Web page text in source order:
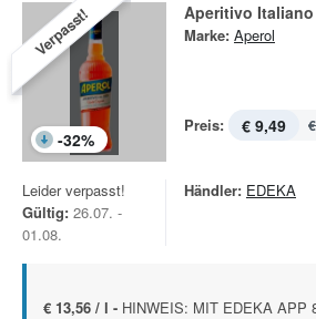
Verpasst!
-32%
Aperitivo Italiano
Marke: Aperol
Preis: € 9,49
Leider verpasst!
Gültig: 26.07. -
01.08.
Händler: EDEKA
€ 13,56 / l - HINWEIS: MIT EDEKA APP